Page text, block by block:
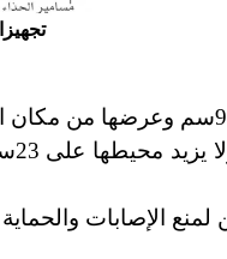
ـ
لمنع الإصابات